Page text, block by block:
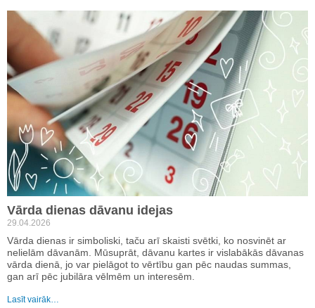
Vārda dienas dāvanu idejas
29.04.2026
Vārda dienas ir simboliski, taču arī skaisti svētki, ko nosvinēt ar
nelielām dāvanām. Mūsuprāt, dāvanu kartes ir vislabākās dāvanas
vārda dienā, jo var pielāgot to vērtību gan pēc naudas summas,
gan arī pēc jubilāra vēlmēm un interesēm.
Lasīt vairāk…